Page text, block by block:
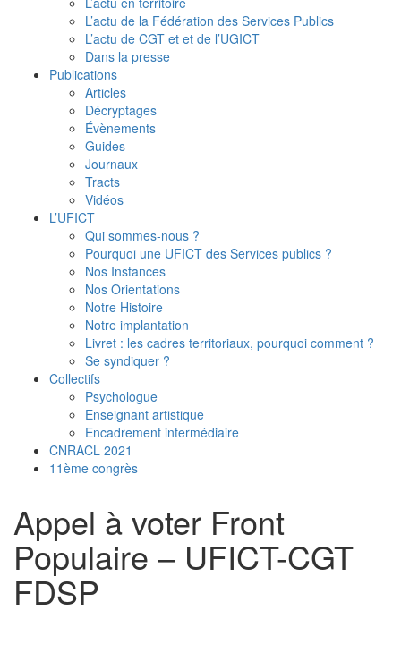
L’actu de la Fédération des Services Publics
L’actu de CGT et et de l’UGICT
Dans la presse
Publications
Articles
Décryptages
Évènements
Guides
Journaux
Tracts
Vidéos
L’UFICT
Qui sommes-nous ?
Pourquoi une UFICT des Services publics ?
Nos Instances
Nos Orientations
Notre Histoire
Notre implantation
Livret : les cadres territoriaux, pourquoi comment ?
Se syndiquer ?
Collectifs
Psychologue
Enseignant artistique
Encadrement intermédiaire
CNRACL 2021
11ème congrès
Appel à voter Front
Populaire – UFICT-CGT
FDSP